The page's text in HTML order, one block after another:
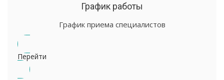
График работы
График приема специалистов
Перейти